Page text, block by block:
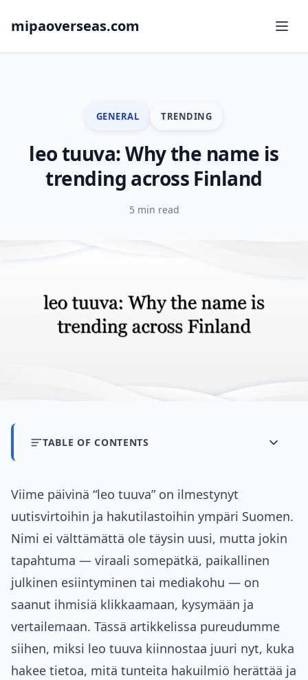
mipaoverseas.com
GENERAL TRENDING
leo tuuva: Why the name is
trending across Finland
5 min read
TABLE OF CONTENTS
Viime päivinä “leo tuuva” on ilmestynyt
uutisvirtoihin ja hakutilastoihin ympäri Suomen.
Nimi ei välttämättä ole täysin uusi, mutta jokin
tapahtuma — viraali somepätkä, paikallinen
julkinen esiintyminen tai mediakohu — on
saanut ihmisiä klikkaamaan, kysymään ja
vertailemaan. Tässä artikkelissa pureudumme
siihen, miksi leo tuuva kiinnostaa juuri nyt, kuka
hakee tietoa, mitä tunteita hakuilmiö herättää ja